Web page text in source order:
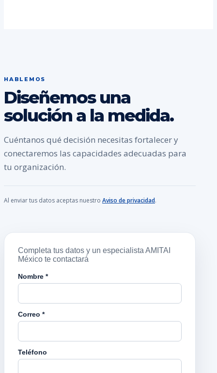
HABLEMOS
Diseñemos una
solución a la medida.
Cuéntanos qué decisión necesitas fortalecer y
conectaremos las capacidades adecuadas para
tu organización.
Al enviar tus datos aceptas nuestro Aviso de privacidad.